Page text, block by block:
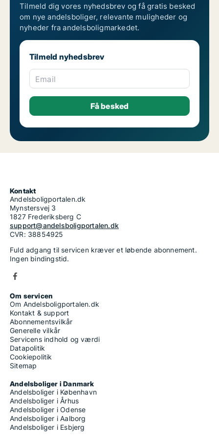
Tilmeld dig vores nyhedsbrev og få gratis besked
om nye andelsboliger, relevante muligheder og
nyheder fra andelsboligmarkedet.
Tilmeld nyhedsbrev
Email
Kontakt
Andelsboligportalen.dk
Mynstersvej 3
1827 Frederiksberg C
support@andelsboligportalen.dk
CVR: 38854925
Fuld adgang til servicen kræver et løbende abonnement.
Ingen bindingstid.
Om servicen
Om Andelsboligportalen.dk
Kontakt & support
Abonnementsvilkår
Generelle vilkår
Servicens indhold og værdi
Datapolitik
Cookiepolitik
Sitemap
Andelsboliger i Danmark
Andelsboliger i København
Andelsboliger i Århus
Andelsboliger i Odense
Andelsboliger i Aalborg
Andelsboliger i Esbjerg